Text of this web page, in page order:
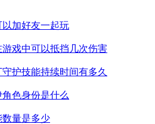
以加好友一起玩
游戏中可以抵挡几次伤害
护技能持续时间有多久
色身份是什么
量是多少